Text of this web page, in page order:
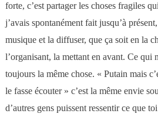
forte, c’est partager les choses fragiles
j’avais spontanément fait jusqu’à
musique et la diffuser, que ça soit en la
l’organisant, la mettant en avant. Ce qui
toujours la même chose. « Putain mais
le fasse écouter » c’est la même envie
d’autres gens puissent ressentir ce que